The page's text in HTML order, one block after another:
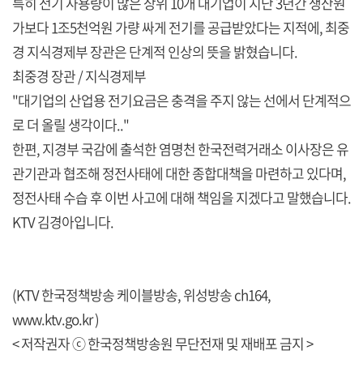
가보다 1조5천억원 가량 싸게 전기를 공급받았다는 지적에, 최중
경 지식경제부 장관은 단계적 인상의 뜻을 밝혔습니다.
최중경 장관 / 지식경제부
"대기업의 산업용 전기요금은 충격을 주지 않는 선에서 단계적으
로 더 올릴 생각이다.."
한편, 지경부 국감에 출석한 염명천 한국전력거래소 이사장은 유
관기관과 협조해 정전사태에 대한 종합대책을 마련하고 있다며,
정전사태 수습 후 이번 사고에 대해 책임을 지겠다고 말했습니다.
KTV 김경아입니다.
(KTV 한국정책방송 케이블방송, 위성방송 ch164,
www.ktv.go.kr )
< 저작권자 ⓒ 한국정책방송원 무단전재 및 재배포 금지 >